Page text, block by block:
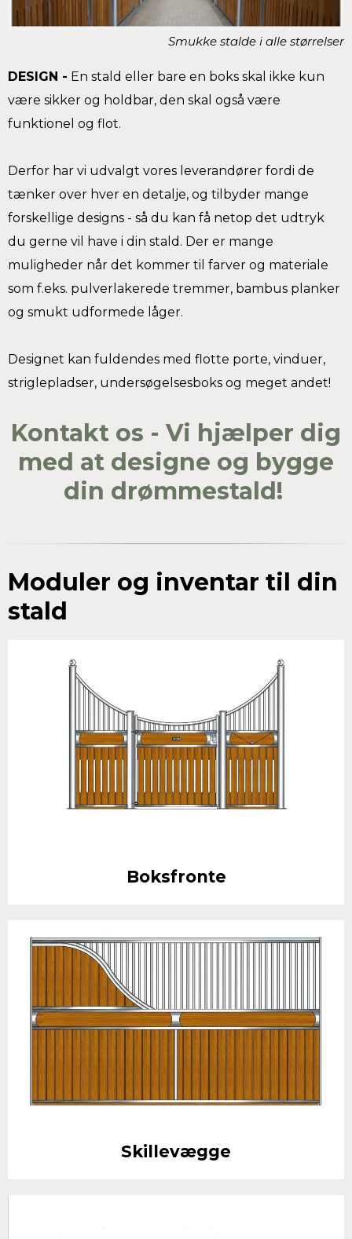
Smukke stalde i alle størrelser
DESIGN - En stald eller bare en boks skal ikke kun
være sikker og holdbar, den skal også være
funktionel og flot.
Derfor har vi udvalgt vores leverandører fordi de
tænker over hver en detalje, og tilbyder mange
forskellige designs - så du kan få netop det udtryk
du gerne vil have i din stald. Der er mange
muligheder når det kommer til farver og materiale
som f.eks. pulverlakerede tremmer, bambus planker
og smukt udformede låger.
Designet kan fuldendes med flotte porte, vinduer,
striglepladser, undersøgelsesboks og meget andet!
Kontakt os - Vi hjælper dig
med at designe og bygge
din drømmestald!
Moduler og inventar til din
stald
Boksfronte
Skillevægge